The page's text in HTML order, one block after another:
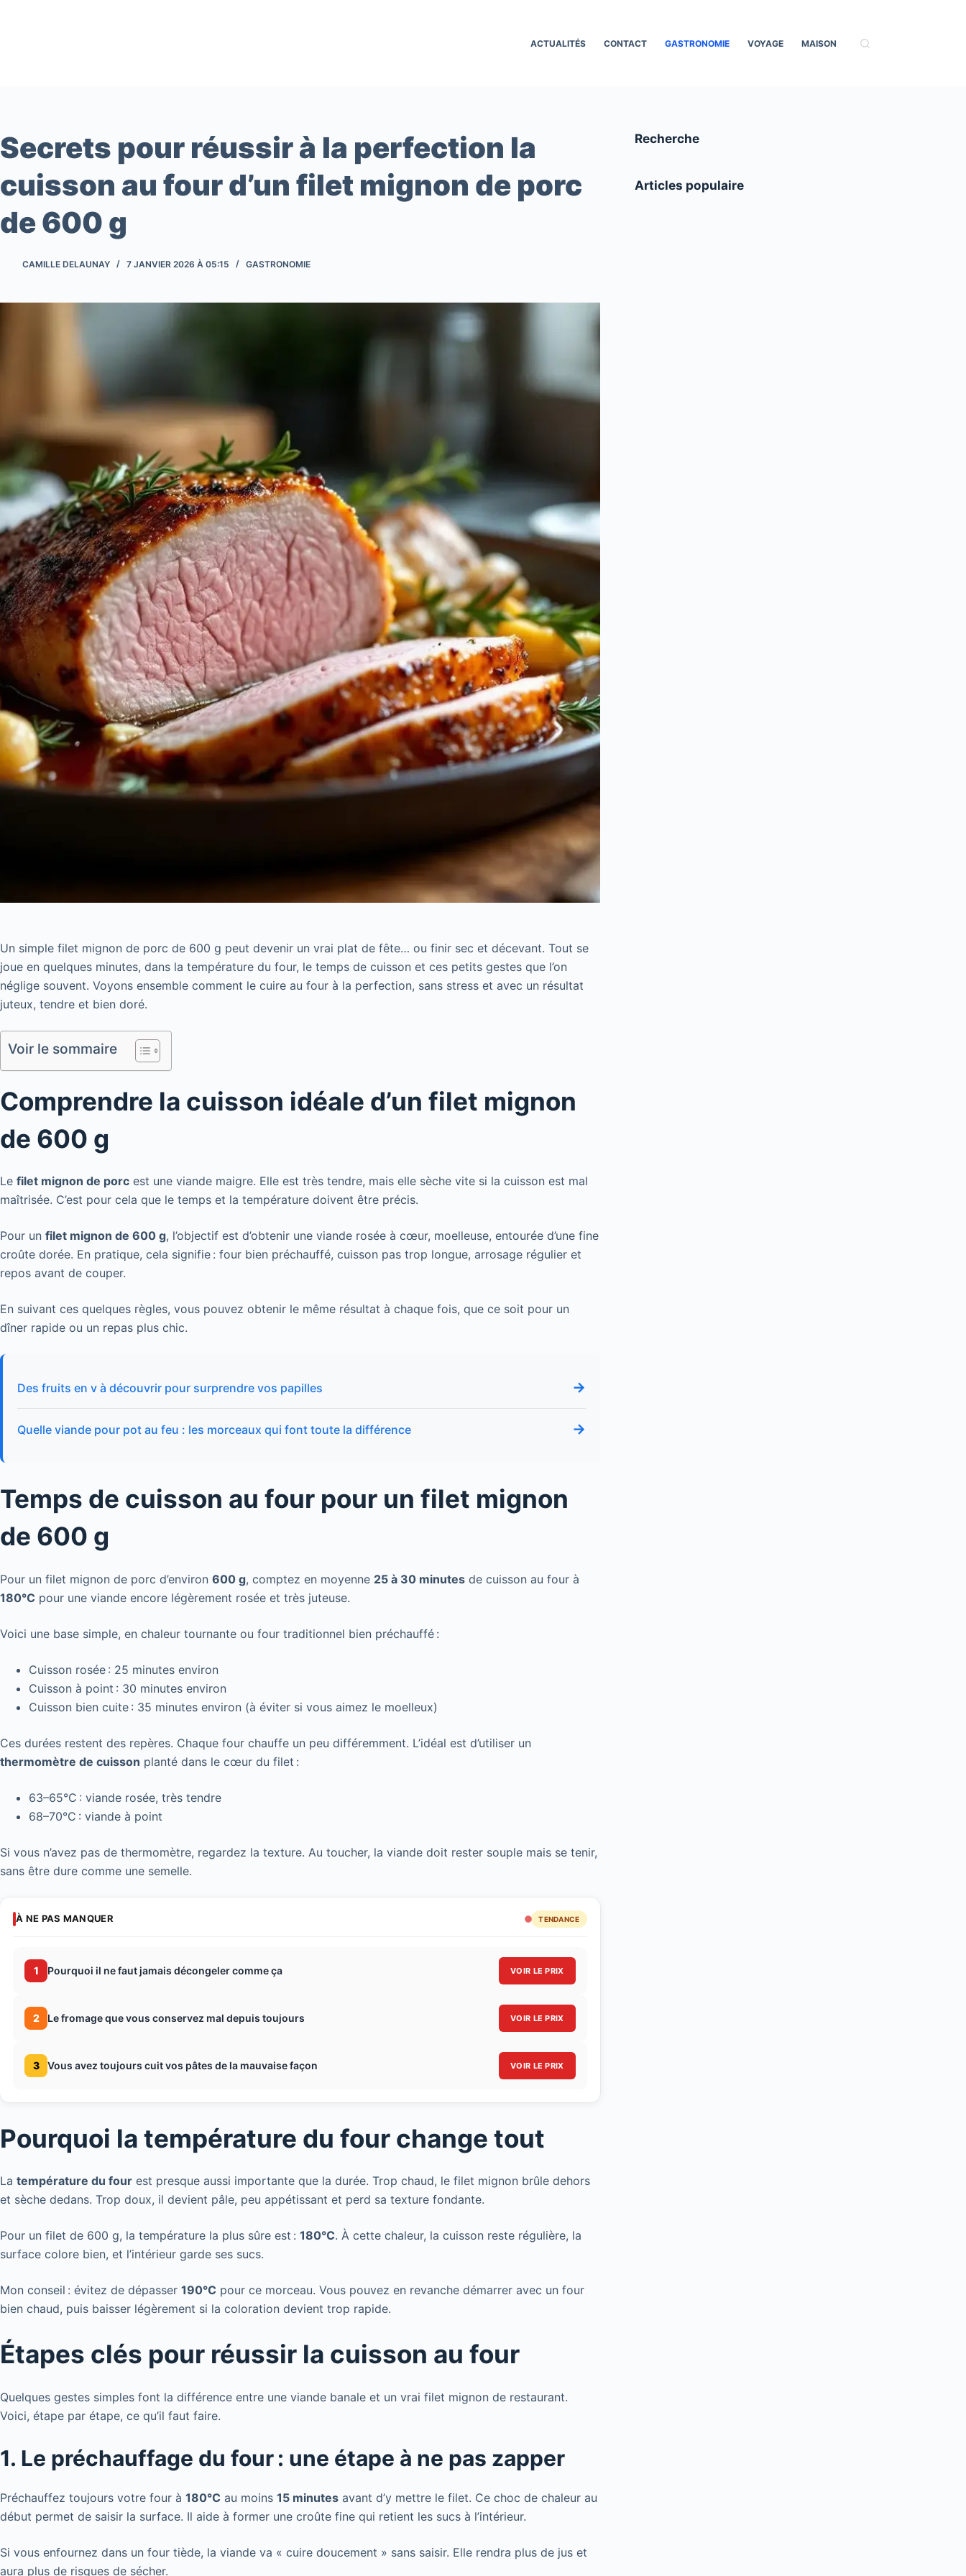
ACTUALITÉS CONTACT GASTRONOMIE VOYAGE MAISON
Secrets pour réussir à la perfection la
cuisson au four d’un filet mignon de porc
de 600 g
CAMILLE DELAUNAY 7 JANVIER 2026 À 05:15 GASTRONOMIE
Un simple filet mignon de porc de 600 g peut devenir un vrai plat de fête… ou finir sec et décevant. Tout se
joue en quelques minutes, dans la température du four, le temps de cuisson et ces petits gestes que l’on
néglige souvent. Voyons ensemble comment le cuire au four à la perfection, sans stress et avec un résultat
juteux, tendre et bien doré.
Voir le sommaire
Comprendre la cuisson idéale d’un filet mignon
de 600 g
Le filet mignon de porc est une viande maigre. Elle est très tendre, mais elle sèche vite si la cuisson est mal
maîtrisée. C’est pour cela que le temps et la température doivent être précis.
Pour un filet mignon de 600 g, l’objectif est d’obtenir une viande rosée à cœur, moelleuse, entourée d’une fine
croûte dorée. En pratique, cela signifie : four bien préchauffé, cuisson pas trop longue, arrosage régulier et
repos avant de couper.
En suivant ces quelques règles, vous pouvez obtenir le même résultat à chaque fois, que ce soit pour un
dîner rapide ou un repas plus chic.
Des fruits en v à découvrir pour surprendre vos papilles →
Quelle viande pour pot au feu : les morceaux qui font toute la différence →
Temps de cuisson au four pour un filet mignon
de 600 g
Pour un filet mignon de porc d’environ 600 g, comptez en moyenne 25 à 30 minutes de cuisson au four à
180°C pour une viande encore légèrement rosée et très juteuse.
Voici une base simple, en chaleur tournante ou four traditionnel bien préchauffé :
Cuisson rosée : 25 minutes environ
Cuisson à point : 30 minutes environ
Cuisson bien cuite : 35 minutes environ (à éviter si vous aimez le moelleux)
Ces durées restent des repères. Chaque four chauffe un peu différemment. L’idéal est d’utiliser un
thermomètre de cuisson planté dans le cœur du filet :
63–65°C : viande rosée, très tendre
68–70°C : viande à point
Si vous n’avez pas de thermomètre, regardez la texture. Au toucher, la viande doit rester souple mais se tenir,
sans être dure comme une semelle.
À NE PAS MANQUER TENDANCE
1 Pourquoi il ne faut jamais décongeler comme ça VOIR LE PRIX
2 Le fromage que vous conservez mal depuis toujours VOIR LE PRIX
3 Vous avez toujours cuit vos pâtes de la mauvaise façon VOIR LE PRIX
Pourquoi la température du four change tout
La température du four est presque aussi importante que la durée. Trop chaud, le filet mignon brûle dehors
et sèche dedans. Trop doux, il devient pâle, peu appétissant et perd sa texture fondante.
Pour un filet de 600 g, la température la plus sûre est : 180°C. À cette chaleur, la cuisson reste régulière, la
surface colore bien, et l’intérieur garde ses sucs.
Mon conseil : évitez de dépasser 190°C pour ce morceau. Vous pouvez en revanche démarrer avec un four
bien chaud, puis baisser légèrement si la coloration devient trop rapide.
Étapes clés pour réussir la cuisson au four
Quelques gestes simples font la différence entre une viande banale et un vrai filet mignon de restaurant.
Voici, étape par étape, ce qu’il faut faire.
1. Le préchauffage du four : une étape à ne pas zapper
Préchauffez toujours votre four à 180°C au moins 15 minutes avant d’y mettre le filet. Ce choc de chaleur au
début permet de saisir la surface. Il aide à former une croûte fine qui retient les sucs à l’intérieur.
Si vous enfournez dans un four tiède, la viande va « cuire doucement » sans saisir. Elle rendra plus de jus et
aura plus de risques de sécher.
Recherche
Articles populaire